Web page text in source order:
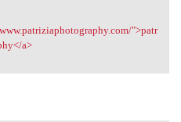
www
">patr
a>